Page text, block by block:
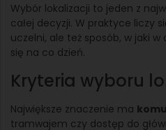
Wybór lokalizacji to jeden z
całej decyzji. W praktyce liczy
uczelni, ale też sposób, w jaki
się na co dzień.
Kryteria wyboru
Największe znaczenie ma
tramwajem czy dostęp do